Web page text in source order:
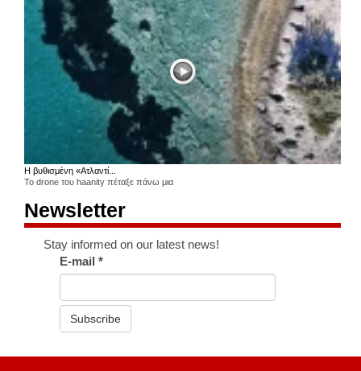
Η βυθισμένη «Ατλαντί...
Το drone του haanity πέταξε πάνω μια
Newsletter
Stay informed on our latest news!
E-mail*
Subscribe